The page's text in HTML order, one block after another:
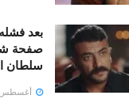
بعد
صفحة
سلطان
أغسطس 7, 2026